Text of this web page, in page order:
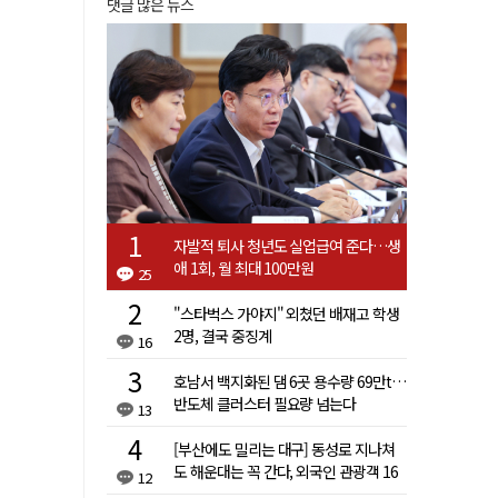
댓글 많은 뉴스
25
자발적 퇴사 청년도 실업급여 준다…생
애 1회, 월 최대 100만원
16
"스타벅스 가야지" 외쳤던 배재고 학생
2명, 결국 중징계
13
호남서 백지화된 댐 6곳 용수량 69만t…
반도체 클러스터 필요량 넘는다
12
[부산에도 밀리는 대구] 동성로 지나쳐
도 해운대는 꼭 간다, 외국인 관광객 16